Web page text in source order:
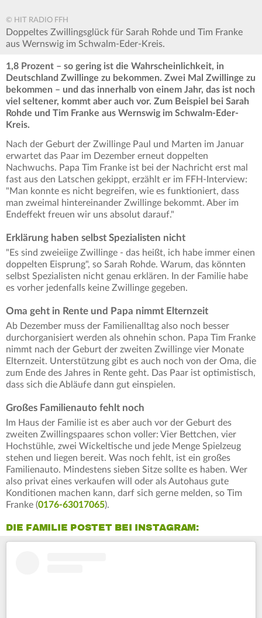
© HIT RADIO FFH
Doppeltes Zwillingsglück für Sarah Rohde und Tim Franke
aus Wernswig im Schwalm-Eder-Kreis.
1,8 Prozent – so gering ist die Wahrscheinlichkeit, in
Deutschland Zwillinge zu bekommen. Zwei Mal Zwillinge zu
bekommen – und das innerhalb von einem Jahr, das ist noch
viel seltener, kommt aber auch vor. Zum Beispiel bei Sarah
Rohde und Tim Franke aus Wernswig im Schwalm-Eder-
Kreis.
Nach der Geburt der Zwillinge Paul und Marten im Januar
erwartet das Paar im Dezember erneut doppelten
Nachwuchs. Papa Tim Franke ist bei der Nachricht erst mal
fast aus den Latschen gekippt, erzählt er im FFH-Interview:
"Man konnte es nicht begreifen, wie es funktioniert, dass
man zweimal hintereinander Zwillinge bekommt. Aber im
Endeffekt freuen wir uns absolut darauf."
Erklärung haben selbst Spezialisten nicht
"Es sind zweieiige Zwillinge - das heißt, ich habe immer einen
doppelten Eisprung", so Sarah Rohde. Warum, das könnten
selbst Spezialisten nicht genau erklären. In der Familie habe
es vorher jedenfalls keine Zwillinge gegeben.
Oma geht in Rente und Papa nimmt Elternzeit
Ab Dezember muss der Familienalltag also noch besser
durchorganisiert werden als ohnehin schon. Papa Tim Franke
nimmt nach der Geburt der zweiten Zwillinge vier Monate
Elternzeit. Unterstützung gibt es auch noch von der Oma, die
zum Ende des Jahres in Rente geht. Das Paar ist optimistisch,
dass sich die Abläufe dann gut einspielen.
Großes Familienauto fehlt noch
Im Haus der Familie ist es aber auch vor der Geburt des
zweiten Zwillingspaares schon voller: Vier Bettchen, vier
Hochstühle, zwei Wickeltische und jede Menge Spielzeug
stehen und liegen bereit. Was noch fehlt, ist ein großes
Familienauto. Mindestens sieben Sitze sollte es haben. Wer
also privat eines verkaufen will oder als Autohaus gute
Konditionen machen kann, darf sich gerne melden, so Tim
Franke (0176-63017065).
DIE FAMILIE POSTET BEI INSTAGRAM: